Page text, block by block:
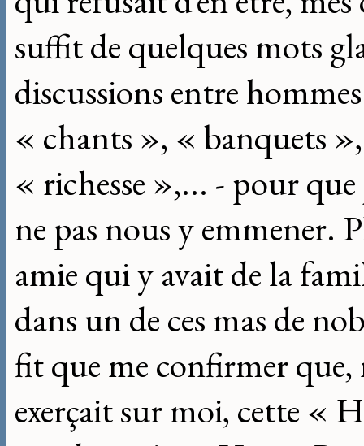
suffit de quelques mots
discussions entre
« chants », « banquets
« richesse »,... - pour que
ne pas nous y emmener.
amie qui y avait de la
dans un de ces mas de
fit que me confirmer que,
exerçait sur moi, cette «